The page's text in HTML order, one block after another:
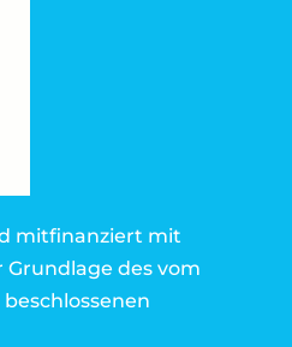
mitfinanziert mit
des vom